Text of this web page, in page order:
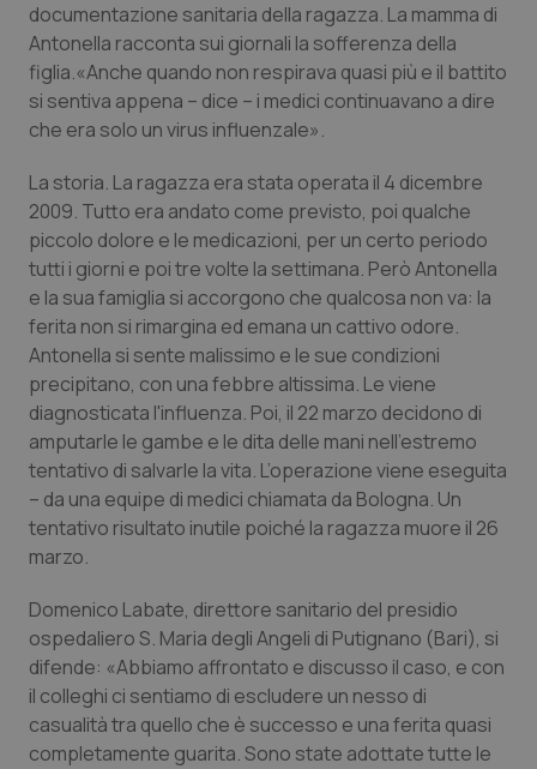
Emilia-Romagna
Friuli Venezia Giulia
Liguria
Lombardia
Marche
Molise
Piemonte
Provincia Autonoma di Bolzano
Puglia
Sardegna
Colesterolo & coronaropatie
Dermatite Atopica
Disturbi dell’umore
Dolore
Donna & Salute
Epatiti
HIV
Infezioni & Febbre
Malattie rare
Malattia di Crohn & Rettocolite Ulcerosa
documentazione sanitaria della ragazza. La mamma di
Antonella racconta sui giornali la sofferenza della
figlia.«Anche quando non respirava quasi più e il battito
si sentiva appena – dice – i medici continuavano a dire
che era solo un virus influenzale».
La storia. La ragazza era stata operata il 4 dicembre
2009. Tutto era andato come previsto, poi qualche
piccolo dolore e le medicazioni, per un certo periodo
tutti i giorni e poi tre volte la settimana. Però Antonella
e la sua famiglia si accorgono che qualcosa non va: la
ferita non si rimargina ed emana un cattivo odore.
Antonella si sente malissimo e le sue condizioni
precipitano, con una febbre altissima. Le viene
diagnosticata l'influenza. Poi, il 22 marzo decidono di
amputarle le gambe e le dita delle mani nell’estremo
tentativo di salvarle la vita. L’operazione viene eseguita
– da una equipe di medici chiamata da Bologna. Un
tentativo risultato inutile poiché la ragazza muore il 26
marzo.
Domenico Labate, direttore sanitario del presidio
ospedaliero S. Maria degli Angeli di Putignano (Bari), si
difende: «Abbiamo affrontato e discusso il caso, e con
il colleghi ci sentiamo di escludere un nesso di
casualità tra quello che è successo e una ferita quasi
completamente guarita. Sono state adottate tutte le